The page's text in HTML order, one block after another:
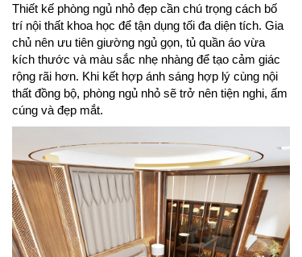
Thiết kế phòng ngủ nhỏ đẹp cần chú trọng cách bố
trí nội thất khoa học để tận dụng tối đa diện tích. Gia
chủ nên ưu tiên giường ngủ gọn, tủ quần áo vừa
kích thước và màu sắc nhẹ nhàng để tạo cảm giác
rộng rãi hơn. Khi kết hợp ánh sáng hợp lý cùng nội
thất đồng bộ, phòng ngủ nhỏ sẽ trở nên tiện nghi, ấm
cúng và đẹp mắt.